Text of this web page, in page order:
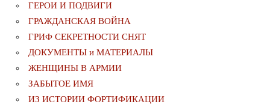
ГЕРОИ И ПОДВИГИ
ГРАЖДАНСКАЯ ВОЙНА
ГРИФ СЕКРЕТНОСТИ СНЯТ
ДОКУМЕНТЫ и МАТЕРИАЛЫ
ЖЕНЩИНЫ В АРМИИ
ЗАБЫТОЕ ИМЯ
ИЗ ИСТОРИИ ФОРТИФИКАЦИИ